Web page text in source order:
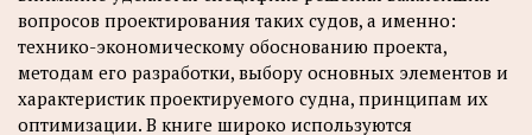
вопросов проектирования таких судов, а именно:
технико-экономическому обоснованию проекта,
методам его разработки, выбору основных элементов и
характеристик проектируемого судна, принципам их
оптимизации. В книге широко используются